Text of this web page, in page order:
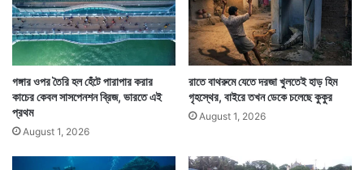
Tags Jawaharlal Nehru University National News
য়
ঢা
ক
না
শ
রী
র
গঙ্গার ওপর তৈরি হল হেঁটে পারাপার করার
কাচের কেবল সাসপেনশন ব্রিজ, ভারতে এই
প্রথম
August 1, 2026
রাতে বাথরুমে যেতে দরজা খুলতেই হাড় হিম
গৃহস্থের, বাইরে তখন ডেকে চলেছে কুকুর
August 1, 2026